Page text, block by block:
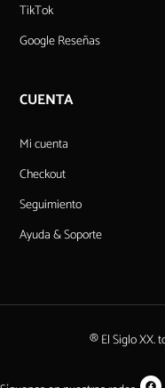
TikTok
Google Reseñas
CUENTA
Mi cuenta
Checkout
Seguimiento
Ayuda & Soporte
® El Siglo XX.